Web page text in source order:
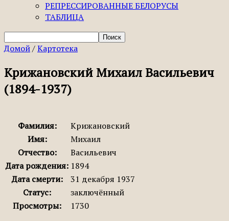
РЕПРЕССИРОВАННЫЕ БЕЛОРУСЫ
ТАБЛИЦА
Домой/Картотека
Крижановский Михаил Васильевич
(1894-1937)
Фамилия:
Крижановский
Имя:
Михаил
Отчество:
Васильевич
Дата рождения: 1894
Дата смерти:
31 декабря 1937
Статус:
заключённый
Просмотры:
1730